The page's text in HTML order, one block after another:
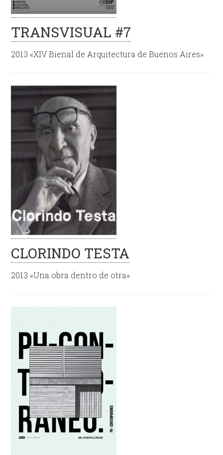
TRANSVISUAL #7
2013 «XIV Bienal de Arquitectura de Buenos Aires»
CLORINDO TESTA
2013 «Una obra dentro de otra»